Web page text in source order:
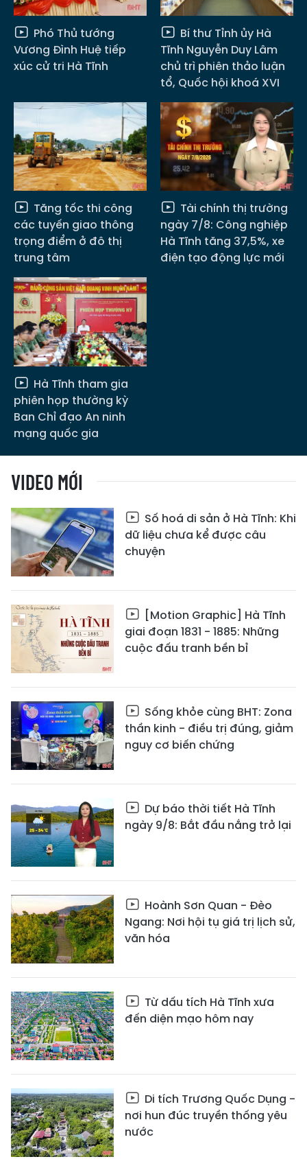
Phó Thủ tướng
Vương Đình Huệ tiếp
xúc cử tri Hà Tĩnh
Bí thư Tỉnh ủy Hà
Tĩnh Nguyễn Duy Lâm
chủ trì phiên thảo luận
tổ, Quốc hội khoá XVI
Tăng tốc thi công
các tuyến giao thông
trọng điểm ở đô thị
trung tâm
Tài chính thị trường
ngày 7/8: Công nghiệp
Hà Tĩnh tăng 37,5%, xe
điện tạo động lực mới
Hà Tĩnh tham gia
phiên họp thường kỳ
Ban Chỉ đạo An ninh
mạng quốc gia
VIDEO MỚI
Số hoá di sản ở Hà Tĩnh: Khi
dữ liệu chưa kể được câu
chuyện
[Motion Graphic] Hà Tĩnh
giai đoạn 1831 - 1885: Những
cuộc đấu tranh bền bỉ
Sống khỏe cùng BHT: Zona
thần kinh - điều trị đúng, giảm
nguy cơ biến chứng
Dự báo thời tiết Hà Tĩnh
ngày 9/8: Bắt đầu nắng trở lại
Hoành Sơn Quan - Đèo
Ngang: Nơi hội tụ giá trị lịch sử,
văn hóa
Từ dấu tích Hà Tĩnh xưa
đến diện mạo hôm nay
Di tích Trương Quốc Dụng -
nơi hun đúc truyền thống yêu
nước